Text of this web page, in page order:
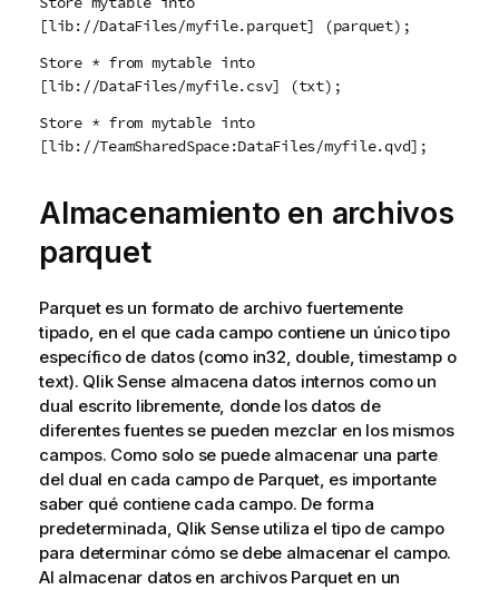
[lib://DataFiles/myfile.parquet] (parquet);
Store * from mytable into
[lib://DataFiles/myfile.csv] (txt);
Store * from mytable into
[lib://TeamSharedSpace:DataFiles/myfile.qvd];
Almacenamiento en archivos
parquet
Parquet es un formato de archivo fuertemente
tipado, en el que cada campo contiene un único tipo
específico de datos (como in32, double, timestamp o
text). Qlik Sensealmacena datos internos como un
dual escrito libremente, donde los datos de
diferentes fuentes se pueden mezclar en los mismos
campos. Como solo se puede almacenar una parte
del dual en cada campo de Parquet, es importante
saber qué contiene cada campo. De forma
predeterminada, Qlik Senseutiliza el tipo de campo
para determinar cómo se debe almacenar el campo.
Al almacenar datos en archivos Parquet en un